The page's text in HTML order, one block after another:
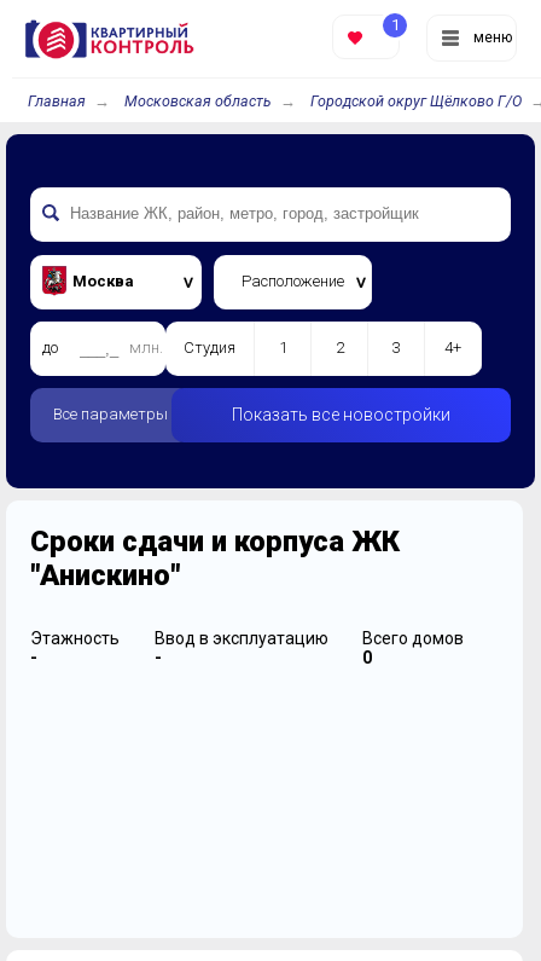
меню
1
Главная Московская область Городской округ Щёлково Г/О
Москва Расположение
до млн. Студия 1 2 3 4+
Все параметры Показать все новостройки
Сроки сдачи и корпуса ЖК
"Анискино"
Этажность
-
Ввод в эксплуатацию
-
Всего домов
0